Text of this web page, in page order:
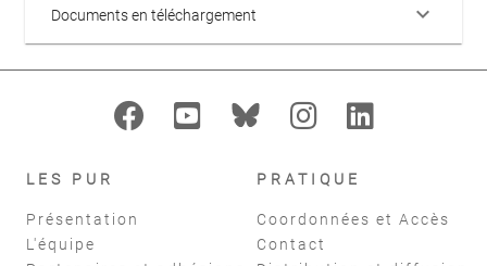
Documents en téléchargement keyboard_arrow_down
LES PUR
Présentation
L'équipe
PRATIQUE
Coordonnées et Accès
Contact